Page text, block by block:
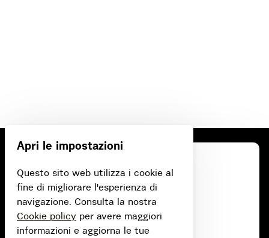
Apri le impostazioni
Questo sito web utilizza i cookie al
fine di migliorare l'esperienza di
navigazione. Consulta la nostra
Cookie policy per avere maggiori
informazioni e aggiorna le tue